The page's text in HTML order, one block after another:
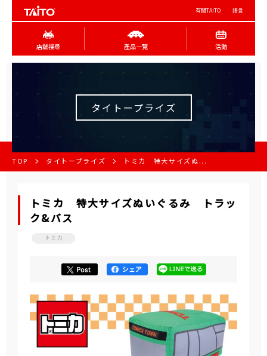
有關TAITO 語言
店舖搜尋 產品一覽 活動
タイトープライズ
TOP タイトープライズ トミカ 特大サイズぬ...
トミカ 特大サイズぬいぐるみ トラッ
ク&バス
トミカ